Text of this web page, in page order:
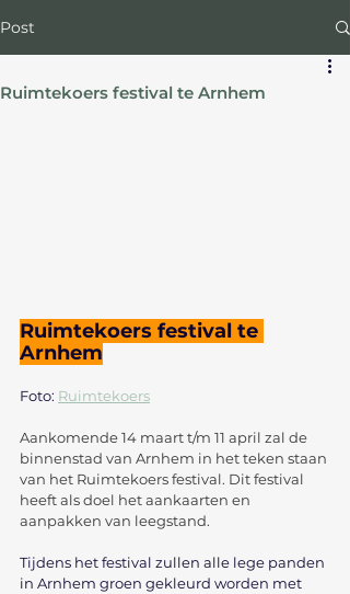
Post
Ruimtekoers festival te Arnhem
Ruimtekoers festival te
Arnhem
Foto: Ruimtekoers
Aankomende 14 maart t/m 11 april zal de
binnenstad van Arnhem in het teken staan
van het Ruimtekoers festival. Dit festival
heeft als doel het aankaarten en
aanpakken van leegstand.
Tijdens het festival zullen alle lege panden
in Arnhem groen gekleurd worden met